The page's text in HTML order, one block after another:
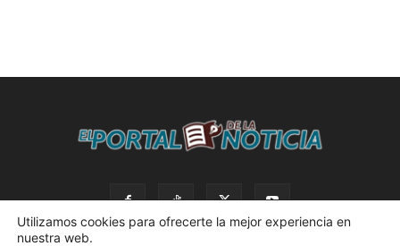
Utilizamos cookies para ofrecerte la mejor experiencia en
nuestra web.